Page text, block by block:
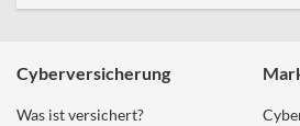
Cyberversicherung
Was ist versichert?